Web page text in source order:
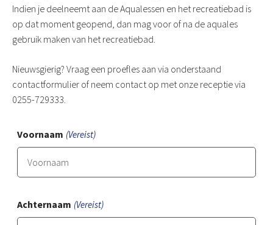
Indien je deelneemt aan de Aqualessen en het recreatiebad is
op dat moment geopend, dan mag voor of na de aquales
gebruik maken van het recreatiebad.
Nieuwsgierig? Vraag een proefles aan via onderstaand
contactformulier of neem contact op met onze receptie via
0255-729333.
Voornaam (Vereist)
Achternaam (Vereist)